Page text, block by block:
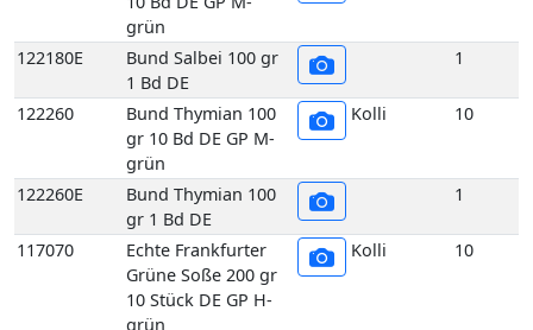
Bund Thymian 100
gr 1 Bd DE
117070
Echte Frankfurter
Grüne Soße 200 gr
10 Stück DE GP H-
grün
10
117070E
Echte Frankfurter
Grüne Soße 200 gr
1 Stück DE
1
129480
Petersilie glatt
10x400gr 4 kg DE
Holzsteige
Kolli 4